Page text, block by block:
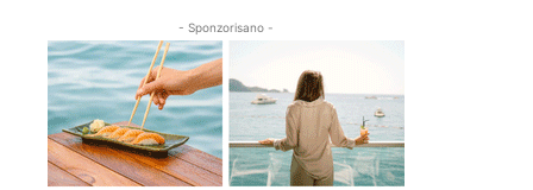
- Sponzorisano -